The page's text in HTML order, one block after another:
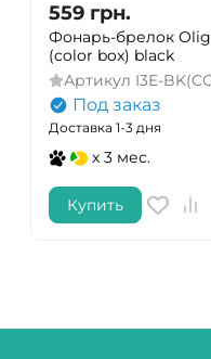
559 грн.
Фонарь-брелок
(color box) black
Артикул I3E-
Под заказ
Доставка 1-3 дня
x 3 мес.
Купить